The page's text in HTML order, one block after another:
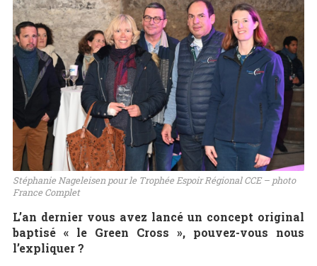
Stéphanie Nageleisen pour le Trophée Espoir Régional CCE – photo
France Complet
L’an dernier vous avez lancé un concept original
baptisé « le Green Cross », pouvez-vous nous
l’expliquer ?